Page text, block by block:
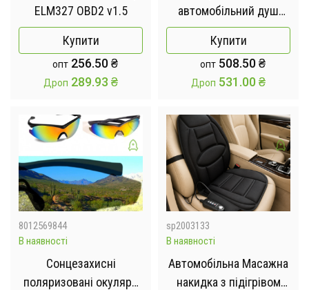
ELM327 OBD2 v1.5
Купити
опт 256.50₴
Дроп 289.93 ₴
автомобільний душ
YD104 від прикурювача
Купити
опт 508.50₴
Дроп 531.00₴
8012569844
В наявності
Сонцезахисні
поляризовані окуляри
sp2003133
В наявності
Автомобільна Масажна
накидка з підігрівом